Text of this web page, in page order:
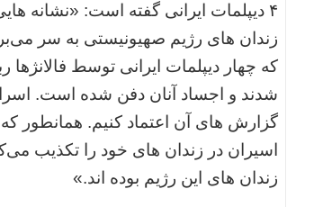
۴ دیپلمات ایرانی گفته است: «نشانه‌
زندان های رژیم صهیونیستی به سر
که چهار دیپلمات ایرانی توسط
شدند و اجساد آنان دفن شده است.
گزارش های آن اعتماد کنیم. همانطور
اسیران در زندان های خود را تکذیب
زندان های این رژیم بوده ‌اند.»